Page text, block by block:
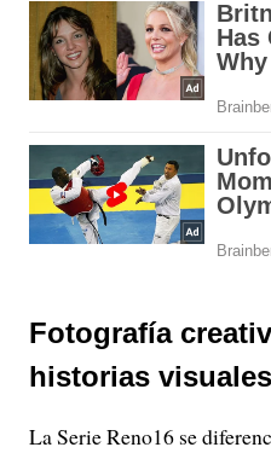
Fotografía
historias visuales
La Serie Reno16 se